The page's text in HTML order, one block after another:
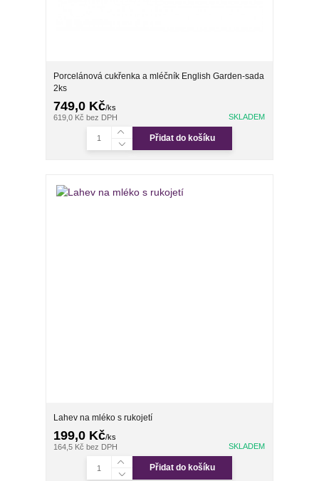
Porcelánová cukřenka a mléčník English Garden-sada
2ks
749,0 Kč/ks
619,0 Kčbez DPH SKLADEM
Přidat do košíku
Lahev na mléko s rukojetí
199,0 Kč/ks
164,5 Kčbez DPH SKLADEM
Přidat do košíku